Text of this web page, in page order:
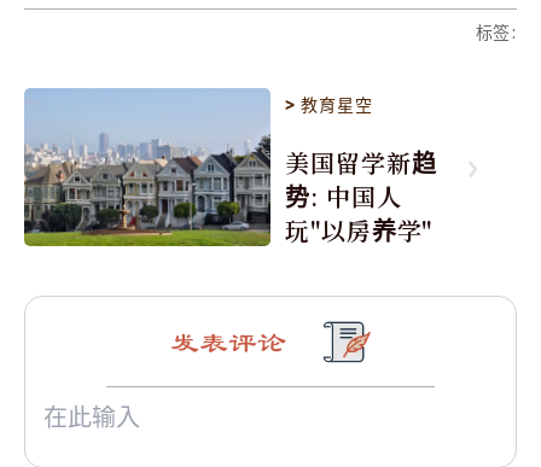
标签:
>教育星空
美国留学新趋
势: 中国人
玩"以房养学"
发表评论